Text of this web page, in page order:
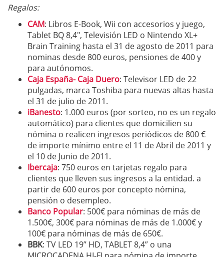
Regalos:
CAM: Libros E-Book, Wii con accesorios y juego,
Tablet BQ 8,4″, Televisión LED o Nintendo XL+
Brain Training hasta el 31 de agosto de 2011 para
nominas desde 800 euros, pensiones de 400 y
para autónomos.
Caja España- Caja Duero: Televisor LED de 22
pulgadas, marca Toshiba para nuevas altas hasta
el 31 de julio de 2011.
iBanesto: 1.000 euros (por sorteo, no es un regalo
automático) para clientes que domicilien su
nómina o realicen ingresos periódicos de 800 €
de importe mínimo entre el 11 de Abril de 2011 y
el 10 de Junio de 2011.
Ibercaja: 750 euros en tarjetas regalo para
clientes que lleven sus ingresos a la entidad. a
partir de 600 euros por concepto nómina,
pensión o desempleo.
Banco Popular: 500€ para nóminas de más de
1.500€, 300€ para nóminas de más de 1.000€ y
100€ para nóminas de más de 650€.
BBK: TV LED 19” HD, TABLET 8,4” o una